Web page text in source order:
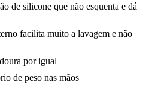
de silicone que não esquenta e dá
facilita muito a lavagem e não
por igual
de peso nas mãos